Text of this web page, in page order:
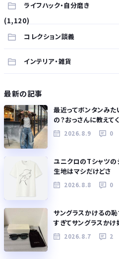
ライフハック・自分磨き
(1,120)
コレクション談義
インテリア・雑貨
最新の記事
最近ってボンタンみ
の？おっさんに教えて
2026.8.9 0
ユニクロのTシャツの
生地はマシだけどさ
2026.8.8 0
サングラスかけるの恥
すぎてサングラスかけ
2026.8.7 2